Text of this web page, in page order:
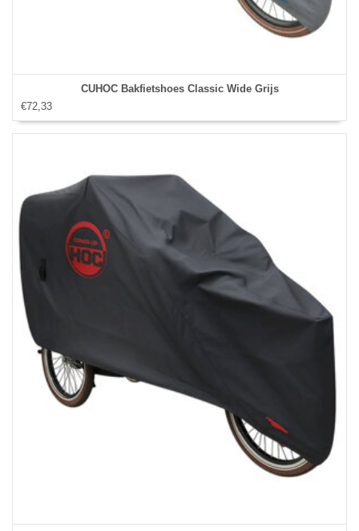
CUHOC Bakfietshoes Classic Wide Grijs
€72,33